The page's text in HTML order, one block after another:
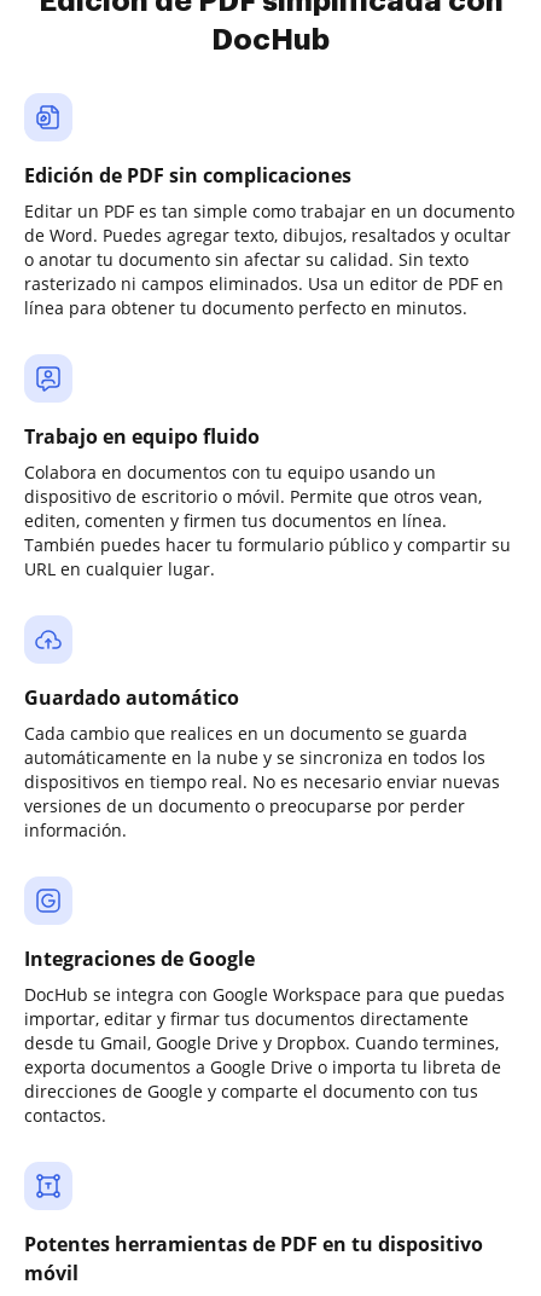
DocHub
Edición de PDF sin complicaciones
Editar un PDF es tan simple como trabajar en un documento
de Word. Puedes agregar texto, dibujos, resaltados y ocultar
o anotar tu documento sin afectar su calidad. Sin texto
rasterizado ni campos eliminados. Usa un editor de PDF en
línea para obtener tu documento perfecto en minutos.
Trabajo en equipo fluido
Colabora en documentos con tu equipo usando un
dispositivo de escritorio o móvil. Permite que otros vean,
editen, comenten y firmen tus documentos en línea.
También puedes hacer tu formulario público y compartir su
URL en cualquier lugar.
Guardado automático
Cada cambio que realices en un documento se guarda
automáticamente en la nube y se sincroniza en todos los
dispositivos en tiempo real. No es necesario enviar nuevas
versiones de un documento o preocuparse por perder
información.
Integraciones de Google
DocHub se integra con Google Workspace para que puedas
importar, editar y firmar tus documentos directamente
desde tu Gmail, Google Drive y Dropbox. Cuando termines,
exporta documentos a Google Drive o importa tu libreta de
direcciones de Google y comparte el documento con tus
contactos.
Potentes herramientas de PDF en tu dispositivo
móvil